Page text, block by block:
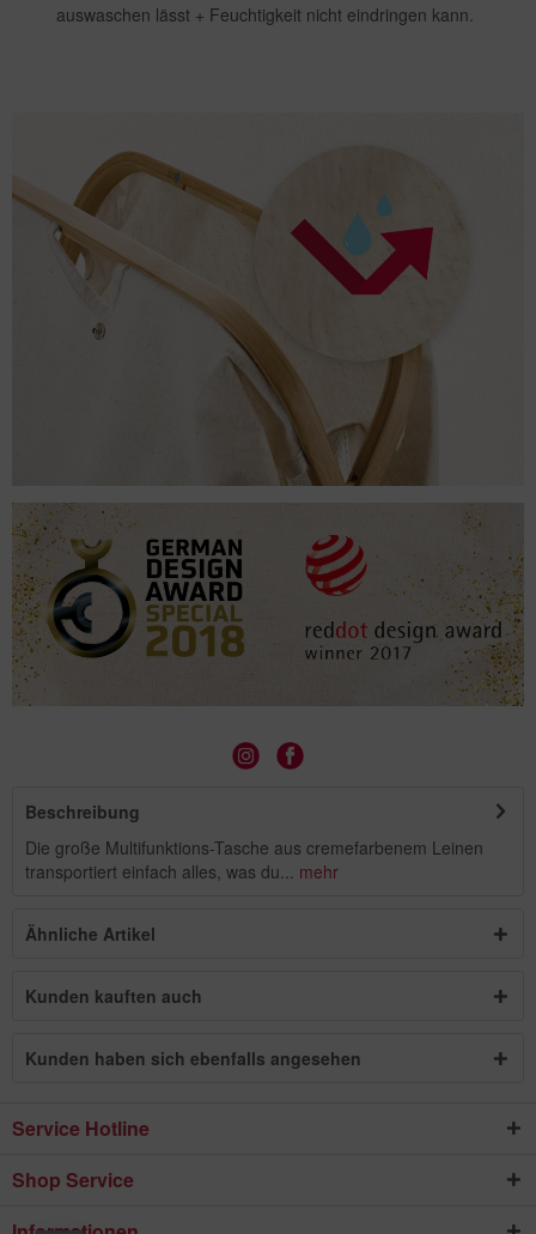
auswaschen lässt + Feuchtigkeit nicht eindringen kann
Beschreibung
Die große Multifunktions-Tasche aus cremefarbenem Leinen
transportiert einfach alles, was du...
mehr
Ähnliche Artikel
Kunden kauften auch
Kunden haben sich ebenfalls angesehen
Service Hotline
Shop Service